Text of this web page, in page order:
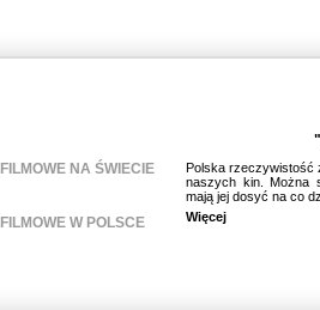
NA ŚWIECIE
W POLSCE
Polska rzeczywistość
naszych kin. Można
mają jej dosyć na co
Więcej